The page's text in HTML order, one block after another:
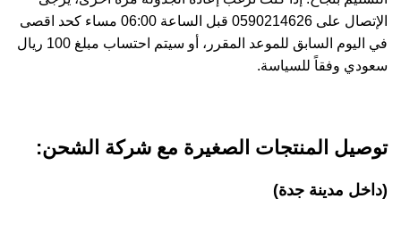
الإتصال على 0590214626 قبل الساعة 06:00 مساء كحد اقصى
في اليوم السابق للموعد المقرر، أو سيتم احتساب مبلغ 100 ريال
سعودي وفقاً للسياسة.
توصيل المنتجات الصغيرة مع شركة الشحن:
(داخل مدينة جدة)